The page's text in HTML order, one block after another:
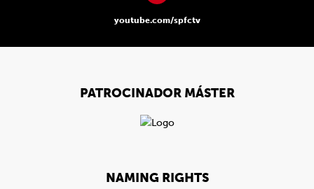
youtube.com/spfctv
PATROCINADOR MÁSTER
NAMING RIGHTS